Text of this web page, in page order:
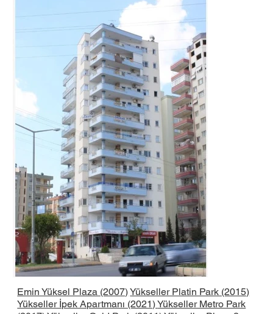
Emin Yüksel Plaza (2007)Yükseller Platin Park (2015)
Yükseller İpek Apartmanı (2021)Yükseller Metro Park